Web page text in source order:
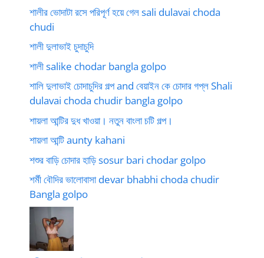
শালীর ভোদাটা রসে পরিপূর্ণ হয়ে গেল sali dulavai choda
chudi
শালী দুলাভাই চুদাচুদি
শালী salike chodar bangla golpo
শালি দুলাভাই চোদাচুদির গল্প and বেয়াইন কে চোদার গপ্ল Shali
dulavai choda chudir bangla golpo
শায়লা আন্টির দুধ খাওয়া। নতুন বাংলা চটি গল্প।
শায়লা আন্টি aunty kahani
শশুর বাড়ি চোদার হাড়ি sosur bari chodar golpo
শর্মী বৌদির ভালোবাসা devar bhabhi choda chudir
Bangla golpo